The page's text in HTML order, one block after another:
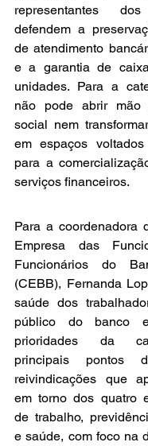
representantes
defendem a
de atendimento
e a garantia de
unidades. Para a
não pode abrir mão
social nem
em espaços voltados
para a
serviços financeiros.
Para a coordenadora
Empresa das
Funcionários do
(CEBB), Fernanda
saúde dos
público do banco
prioridades da
principais pontos
reivindicações que
em torno dos quatro
de trabalho,
e saúde, com foco na